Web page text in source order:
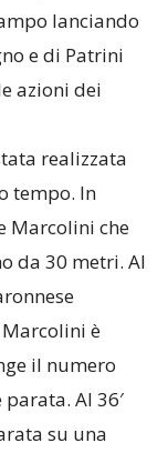
lanciando
e di Patrini
azioni dei
realizzata
tempo. In
Marcolini che
da 30 metri. Al
è
il numero
Al 36′
su una